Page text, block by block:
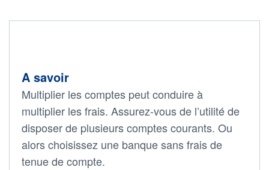
A savoir
Multiplier les comptes peut conduire à
multiplier les frais. Assurez-vous de l’utilité de
disposer de plusieurs comptes courants. Ou
alors choisissez une banque sans frais de
tenue de compte.